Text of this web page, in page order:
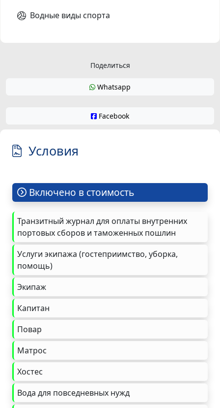
Водные виды спорта
Поделиться
Whatsapp
Facebook
Условия
Включено в стоимость
Транзитный журнал для оплаты внутренних
портовых сборов и таможенных пошлин
Услуги экипажа (гостеприимство, уборка,
помощь)
Экипаж
Капитан
Повар
Матрос
Хостес
Вода для повседневных нужд